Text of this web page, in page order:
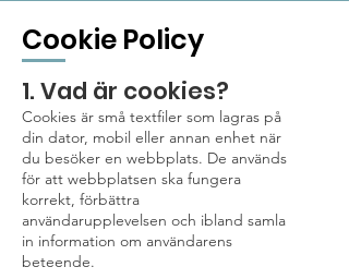
Cookie Policy
1. Vad är cookies?
Cookies är små textfiler som lagras på
din dator, mobil eller annan enhet när
du besöker en webbplats. De används
för att webbplatsen ska fungera
korrekt, förbättra
användarupplevelsen och ibland samla
in information om användarens
beteende.